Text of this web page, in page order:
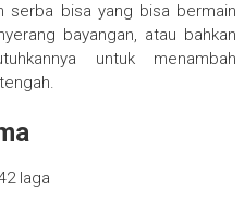
serba bisa yang bisa bermain
bayangan, atau bahkan
untuk menambah
laga